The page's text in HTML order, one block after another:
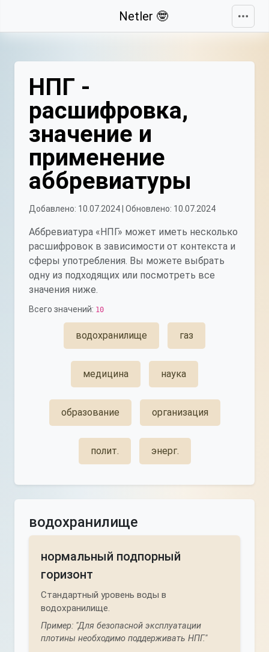
Netler 🤓
НПГ -
расшифровка,
значение и
применение
аббревиатуры
Добавлено: 10.07.2024 | Обновлено: 10.07.2024
Аббревиатура «НПГ» может иметь несколько
расшифровок в зависимости от контекста и
сферы употребления. Вы можете выбрать
одну из подходящих или посмотреть все
значения ниже.
Всего значений: 10
водохранилище газ
медицина наука
образование организация
полит. энерг.
водохранилище
нормальный подпорный
горизонт
Стандартный уровень воды в
водохранилище.
Пример: "Для безопасной эксплуатации
плотины необходимо поддерживать НПГ."